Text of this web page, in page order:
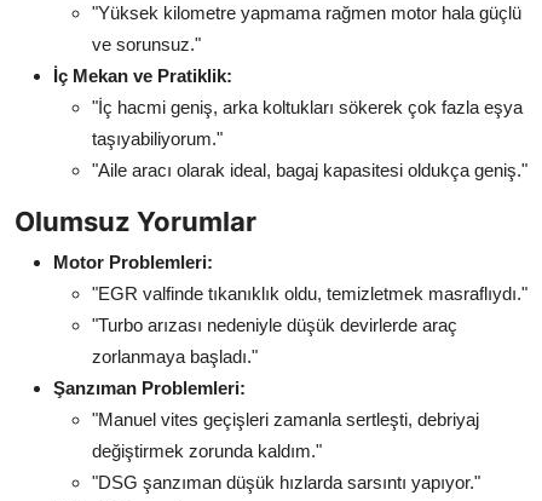
"Yüksek kilometre yapmama rağmen motor hala güçlü
ve sorunsuz."
İç Mekan ve Pratiklik:
"İç hacmi geniş, arka koltukları sökerek çok fazla eşya
taşıyabiliyorum."
"Aile aracı olarak ideal, bagaj kapasitesi oldukça geniş."
Olumsuz Yorumlar
Motor Problemleri:
"EGR valfinde tıkanıklık oldu, temizletmek masraflıydı."
"Turbo arızası nedeniyle düşük devirlerde araç
zorlanmaya başladı."
Şanzıman Problemleri:
"Manuel vites geçişleri zamanla sertleşti, debriyaj
değiştirmek zorunda kaldım."
"DSG şanzıman düşük hızlarda sarsıntı yapıyor."